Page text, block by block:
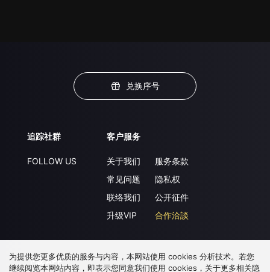
兑换序号
追踪社群
FOLLOW US
客户服务
关于我们
常见问题
联络我们
升级VIP
服务条款
隐私权
公开征件
合作洽談
下载 APP
为提供您更多优质的服务与内容，本网站使用 cookies 分析技术。若您
继续阅览本网站内容，即表示您同意我们使用 cookies，关于更多相关隐